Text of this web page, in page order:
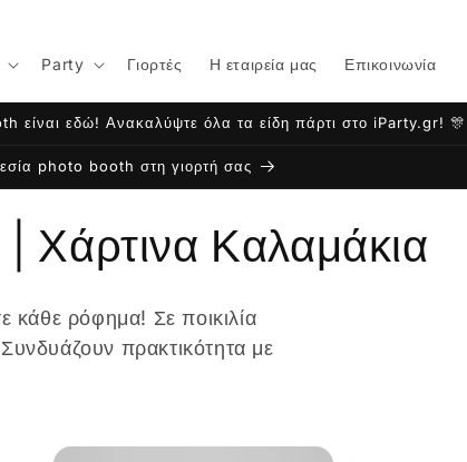
Party Γιορτές Η εταιρεία μας Επικοινωνία
είναι εδώ! Ανακαλύψτε όλα τα είδη πάρτι στο iParty.gr! 🎊
photo booth στη γιορτή σας
Χάρτινα Καλαμάκια
ρόφημα! Σε ποικιλία
πρακτικότητα με